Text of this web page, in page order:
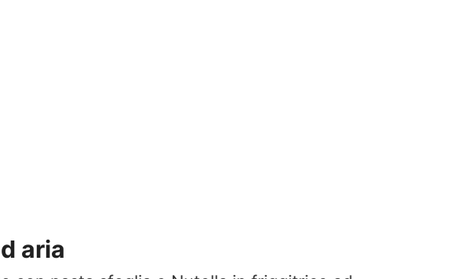
aria